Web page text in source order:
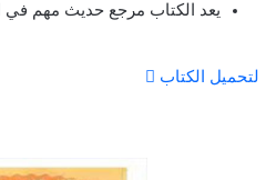
يعد الكتاب مرجع حديث مهم في
لتحميل الكتاب